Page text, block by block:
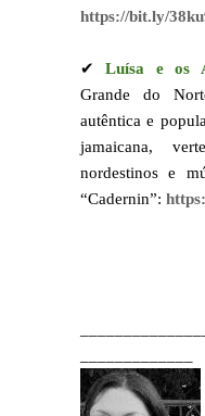
https://bit.ly/
✔Luísa e os
Grande do
autêntica e
jamaicana,
nordestinos e
“Cadernin”: